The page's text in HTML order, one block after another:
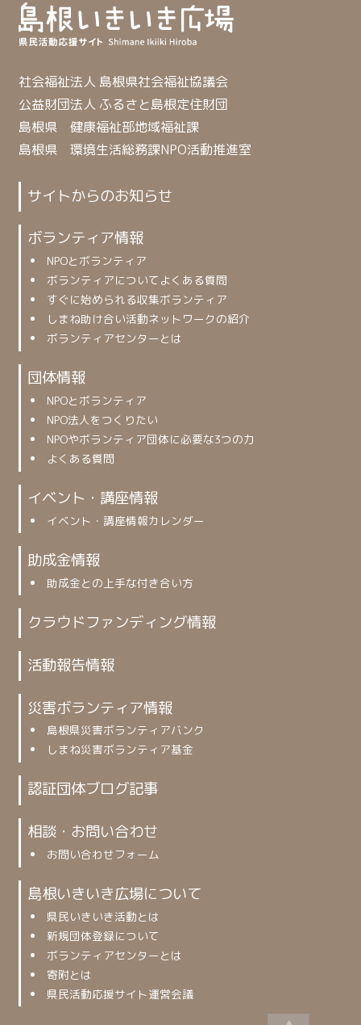
社会福祉法人 島根県社会福祉協議会
公益財団法人 ふるさと島根定住財団
島根県 健康福祉部地域福祉課
島根県 環境生活総務課NPO活動推進室
サイトからのお知らせ
ボランティア情報
NPOとボランティア
ボランティアについてよくある質問
すぐに始められる収集ボランティア
しまね助け合い活動ネットワークの紹介
ボランティアセンターとは
団体情報
NPOとボランティア
NPO法人をつくりたい
NPOやボランティア団体に必要な3つの力
よくある質問
イベント・講座情報
イベント・講座情報カレンダー
助成金情報
助成金との上手な付き合い方
クラウドファンディング情報
活動報告情報
災害ボランティア情報
島根県災害ボランティアバンク
しまね災害ボランティア基金
認証団体ブログ記事
相談・お問い合わせ
お問い合わせフォーム
島根いきいき広場について
県民いきいき活動とは
新規団体登録について
ボランティアセンターとは
寄附とは
県民活動応援サイト運営会議